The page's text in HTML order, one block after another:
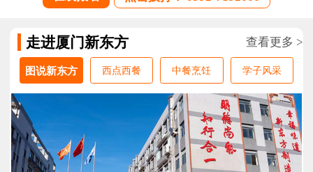
走进厦门新东方 查看更多 >
图说新东方 西点西餐 中餐烹饪 学子风采